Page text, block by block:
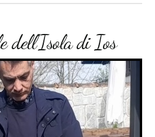
dell'Isola di Ios